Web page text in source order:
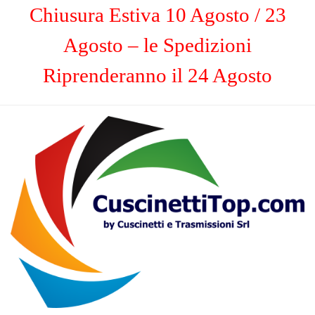
Chiusura Estiva 10 Agosto / 23
Agosto – le Spedizioni
Riprenderanno il 24 Agosto